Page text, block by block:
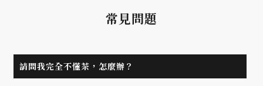
常見問題
請問我完全不懂茶，怎麼辦？